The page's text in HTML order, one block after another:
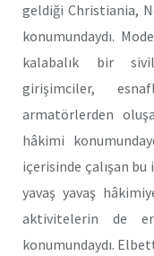
geldiği Christiania,
konumundaydı.
kalabalık bir
girişimciler,
armatörlerden
hâkimi
içerisinde çalışan bu
yavaş yavaş
aktivitelerin de
konumundaydı.